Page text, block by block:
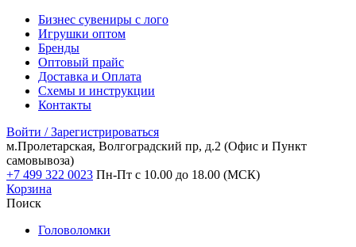
Бизнес сувениры с лого
Игрушки оптом
Бренды
Оптовый прайс
Доставка и Оплата
Схемы и инструкции
Контакты
Войти / Зарегистрироваться
м.Пролетарская, Волгоградский пр, д.2 (Офис и Пункт
самовывоза)
+7 499 322 0023 Пн-Пт с 10.00 до 18.00 (МСК)
Корзина
Поиск
Головоломки